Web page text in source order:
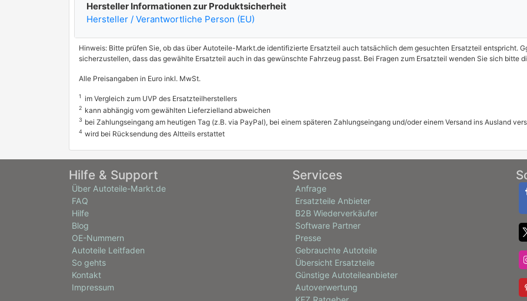
Hersteller Informationen zur Produktsicherheit
Hersteller / Verantwortliche Person (EU)
Hinweis: Bitte prüfen Sie, ob das über Autoteile-Markt.de identifizierte Ersatzteil auch tatsächlich dem gesuchten Ersatzteil entspricht.
sicherzustellen, dass das gewählte Ersatzteil auch in das gewünschte Fahrzeug passt. Bei Fragen zum Ersatzteil wenden Sie sich bitte
Alle Preisangaben in Euro inkl. MwSt.
1 im Vergleich zum UVP des Ersatzteilherstellers
2 kann abhängig vom gewählten Lieferzielland abweichen
3 bei Zahlungseingang am heutigen Tag (z.B. via PayPal), bei einem späteren Zahlungseingang und/oder einem Versand ins Ausland
4 wird bei Rücksendung des Altteils erstattet
Hilfe & Support
Über Autoteile-Markt.de
FAQ
Hilfe
Blog
OE-Nummern
Autoteile Leitfaden
So gehts
Kontakt
Impressum
Services
Anfrage
Ersatzteile Anbieter
B2B Wiederverkäufer
Software Partner
Presse
Gebrauchte Autoteile
Übersicht Ersatzteile
Günstige Autoteileanbieter
Autoverwertung